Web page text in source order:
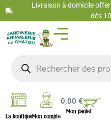
Livraison à domicile
dès
La boutiqueMon compte
0,00€
Mon panier